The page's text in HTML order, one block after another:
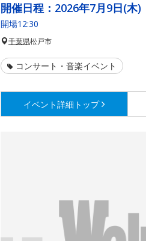
開催日程： 2026年7月9日(木)
開場12:30
千葉県松戸市
コンサート・音楽イベント
イベント詳細 トップ